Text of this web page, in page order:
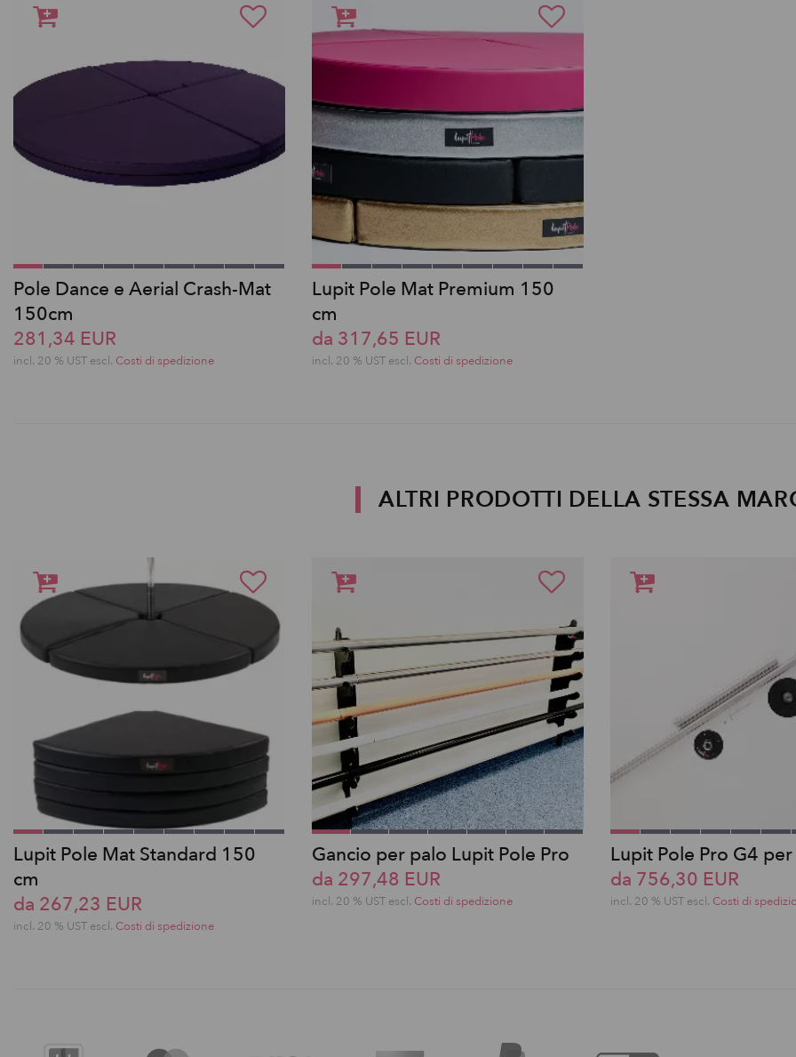
Pole Dance e Aerial Crash-Mat
150cm
281,34 EUR
incl. 20 % UST escl. Costi di spedizione
Lupit Pole Mat Premium 150
cm
da 317,65 EUR
incl. 20 % UST escl. Costi di spedizione
ALTRI PRODOTTI DELLA STESSA
Lupit Pole Mat Standard 150
cm
da 267,23 EUR
incl. 20 % UST escl. Costi di spedizione
Gancio per palo Lupit Pole Pro
da 297,48 EUR
incl. 20 % UST escl. Costi di spedizione
Lupit Pole Pro G4
da 756,30 EUR
incl. 20 % UST escl. Costi di